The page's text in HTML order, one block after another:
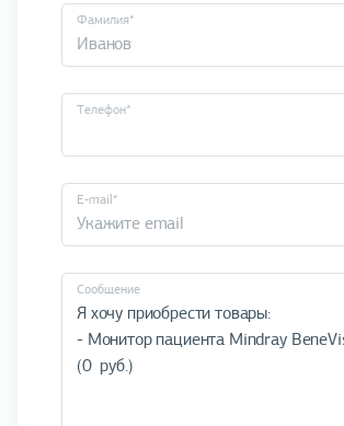
Фамилия*
Телефон*
E-mail*
Cообщение